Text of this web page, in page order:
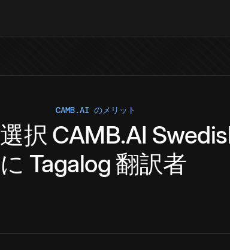
CAMB.AI のメリット
選択 CAMB.AI
に Tagalog 翻訳者